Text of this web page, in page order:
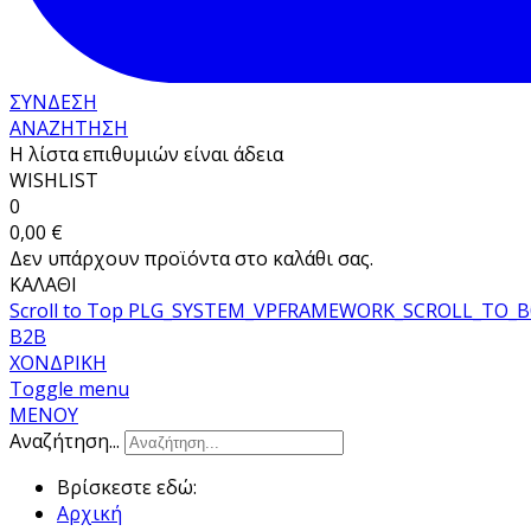
ΣΥΝΔΕΣΗ
ΑΝΑΖΗΤΗΣΗ
Η λίστα επιθυμιών είναι άδεια
WISHLIST
0
0,00 €
Δεν υπάρχουν προϊόντα στο καλάθι σας.
ΚΑΛΑΘΙ
Scroll to Top
B2B
ΧΟΝΔΡΙΚΗ
Toggle menu
ΜΕΝΟΥ
Αναζήτηση...
Βρίσκεστε εδώ:
Αρχική